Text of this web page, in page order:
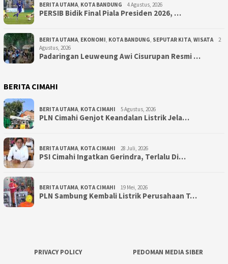
BERITA UTAMA KOTA BANDUNG 4 Agustus, 2026
PERSIB Bidik Final Piala Presiden 2026, …
BERITA UTAMA EKONOMI KOTA BANDUNG SEPUTAR KITA WISATA
2
Agustus, 2026
Padaringan Leuweung Awi Cisurupan Resmi …
BERITA CIMAHI
BERITA UTAMA KOTA CIMAHI 5 Agustus, 2026
PLN Cimahi Genjot Keandalan Listrik Jela…
BERITA UTAMA KOTA CIMAHI 28 Juli, 2026
PSI Cimahi Ingatkan Gerindra, Terlalu Di…
BERITA UTAMA KOTA CIMAHI 19 Mei, 2026
PLN Sambung Kembali Listrik Perusahaan T…
PRIVACY POLICY
PEDOMAN MEDIA SIBER